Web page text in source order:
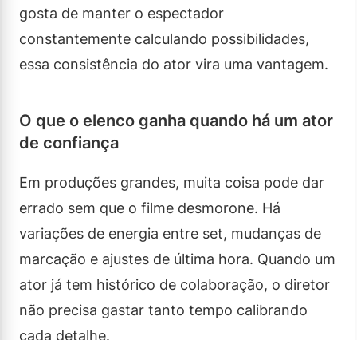
gosta de manter o espectador
constantemente calculando possibilidades,
essa consistência do ator vira uma vantagem.
O que o elenco ganha quando há um ator
de confiança
Em produções grandes, muita coisa pode dar
errado sem que o filme desmorone. Há
variações de energia entre set, mudanças de
marcação e ajustes de última hora. Quando um
ator já tem histórico de colaboração, o diretor
não precisa gastar tanto tempo calibrando
cada detalhe.